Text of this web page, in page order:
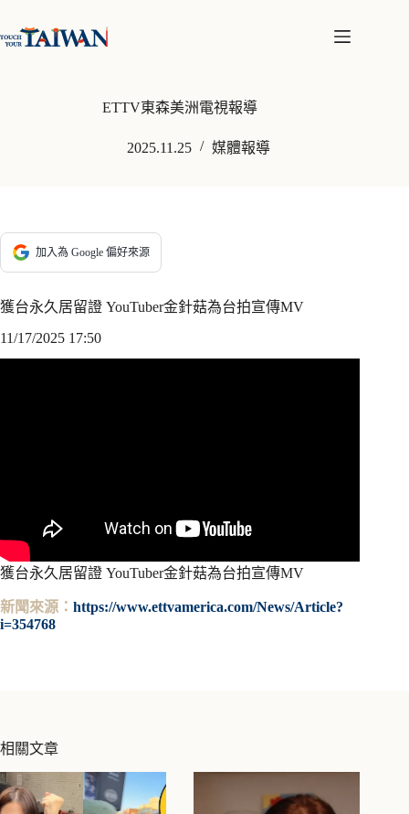
至
ETTV東森美洲電視報導
2025.11.25 媒體報導
加入為 Google 偏好來源
獲台永久居留證 YouTuber金針菇為台拍宣傳MV
11/17/2025 17:50
獲台永久居留證 YouTuber金針菇為台拍宣傳MV
新聞來源： https://www.ettvamerica.com/News/Article?
i=354768
相關文章